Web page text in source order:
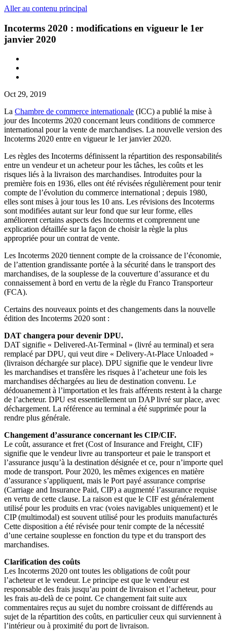
Aller au contenu principal
Incoterms 2020 : modifications en vigueur le 1er
janvier 2020
Oct 29, 2019
La Chambre de commerce internationale (ICC) a publié la mise à
jour des Incoterms 2020 concernant leurs conditions de commerce
international pour la vente de marchandises. La nouvelle version des
Incoterms 2020 entre en vigueur le 1er janvier 2020.
Les règles des Incoterms définissent la répartition des responsabilités
entre un vendeur et un acheteur pour les tâches, les coûts et les
risques liés à la livraison des marchandises. Introduites pour la
première fois en 1936, elles ont été révisées régulièrement pour tenir
compte de l’évolution du commerce international ; depuis 1980,
elles sont mises à jour tous les 10 ans. Les révisions des Incoterms
sont modifiées autant sur leur fond que sur leur forme, elles
améliorent certains aspects des Incoterms et comprennent une
explication détaillée sur la façon de choisir la règle la plus
appropriée pour un contrat de vente.
Les Incoterms 2020 tiennent compte de la croissance de l’économie,
de l’attention grandissante portée à la sécurité dans le transport des
marchandises, de la souplesse de la couverture d’assurance et du
connaissement à bord en vertu de la règle du Franco Transporteur
(FCA).
Certains des nouveaux points et des changements dans la nouvelle
édition des Incoterms 2020 sont :
DAT changera pour devenir DPU.
DAT signifie « Delivered-At-Terminal » (livré au terminal) et sera
remplacé par DPU, qui veut dire « Delivery-At-Place Unloaded »
(livraison déchargée sur place). DPU signifie que le vendeur livre
les marchandises et transfère les risques à l’acheteur une fois les
marchandises déchargées au lieu de destination convenu. Le
dédouanement à l’importation et les frais afférents restent à la charge
de l’acheteur. DPU est essentiellement un DAP livré sur place, avec
déchargement. La référence au terminal a été supprimée pour la
rendre plus générale.
Changement d’assurance concernant les CIP/CIF.
Le coût, assurance et fret (Cost of Insurance and Freight, CIF)
signifie que le vendeur livre au transporteur et paie le transport et
l’assurance jusqu’à la destination désignée et ce, pour n’importe quel
mode de transport. Pour 2020, les mêmes exigences en matière
d’assurance s’appliquent, mais le Port payé assurance comprise
(Carriage and Insurance Paid, CIP) a augmenté l’assurance requise
en vertu de cette clause. La raison est que le CIF est généralement
utilisé pour les produits en vrac (voies navigables uniquement) et le
CIP (multimodal) est souvent utilisé pour les produits manufacturés
Cette disposition a été révisée pour tenir compte de la nécessité
d’une certaine souplesse en fonction du type et du transport des
marchandises.
Clarification des coûts
Les Incoterms 2020 ont toutes les obligations de coût pour
l’acheteur et le vendeur. Le principe est que le vendeur est
responsable des frais jusqu’au point de livraison et l’acheteur, pour
les frais au-delà de ce point. Ce changement fait suite aux
commentaires reçus au sujet du nombre croissant de différends au
sujet de la répartition des coûts, en particulier ceux qui surviennent à
l’intérieur ou à proximité du port de livraison.